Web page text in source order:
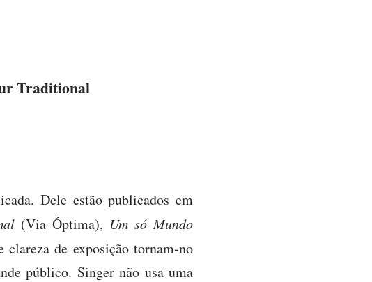
Traditional
Dele estão publicados em
(Via Óptima), Um só Mundo
de exposição tornam-no
público. Singer não usa uma